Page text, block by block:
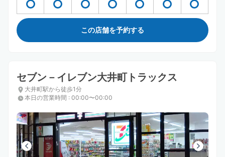
この店舗を予約する
セブン－イレブン大井町トラックス
大井町駅から徒歩1分
本日の営業時間 : 00:00〜00:00